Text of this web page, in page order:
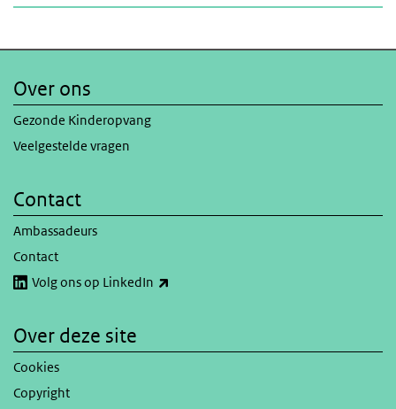
Over ons
Gezonde Kinderopvang
Veelgestelde vragen
Contact
Ambassadeurs
Contact
Volg ons op LinkedIn
Over deze site
Cookies
Copyright